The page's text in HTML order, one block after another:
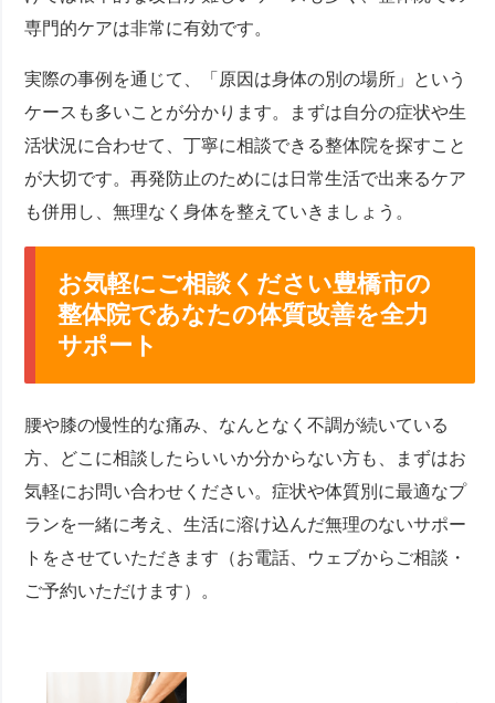
専門的ケアは非常に有効です。
実際の事例を通じて、「原因は身体の別の場所」という
ケースも多いことが分かります。まずは自分の症状や生
活状況に合わせて、丁寧に相談できる整体院を探すこと
が大切です。再発防止のためには日常生活で出来るケア
も併用し、無理なく身体を整えていきましょう。
お気軽にご相談ください豊橋市の
整体院であなたの体質改善を全力
サポート
腰や膝の慢性的な痛み、なんとなく不調が続いている
方、どこに相談したらいいか分からない方も、まずはお
気軽にお問い合わせください。症状や体質別に最適なプ
ランを一緒に考え、生活に溶け込んだ無理のないサポー
トをさせていただきます（お電話、ウェブからご相談・
ご予約いただけます）。